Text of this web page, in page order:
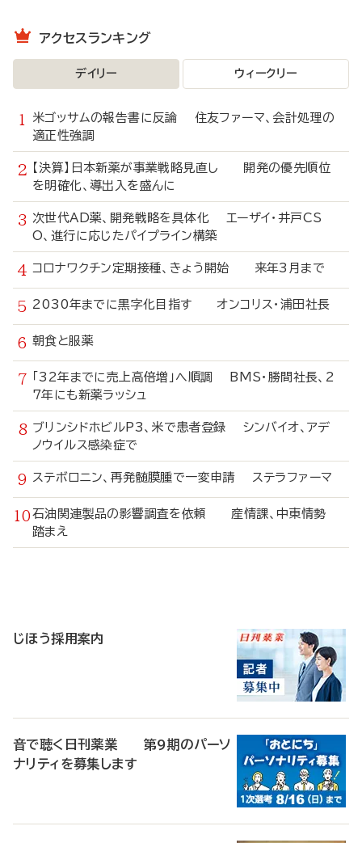
アクセスランキング
デイリー ウィークリー
米ゴッサムの報告書に反論 住友ファーマ、会計処理の
適正性強調
【決算】日本新薬が事業戦略見直し 開発の優先順位
を明確化、導出入を盛んに
次世代AD薬、開発戦略を具体化 エーザイ・井戸CS
O、進行に応じたパイプライン構築
コロナワクチン定期接種、きょう開始 来年3月まで
2030年までに黒字化目指す オンコリス・浦田社長
朝食と服薬
「32年までに売上高倍増」へ順調 BMS・勝間社長、2
7年にも新薬ラッシュ
ブリンシドホビルP3、米で患者登録 シンバイオ、アデ
ノウイルス感染症で
ステボロニン、再発髄膜腫で一変申請 ステラファーマ
石油関連製品の影響調査を依頼 産情課、中東情勢
踏まえ
じほう採用案内
音で聴く日刊薬業 第9期のパーソ
ナリティを募集します